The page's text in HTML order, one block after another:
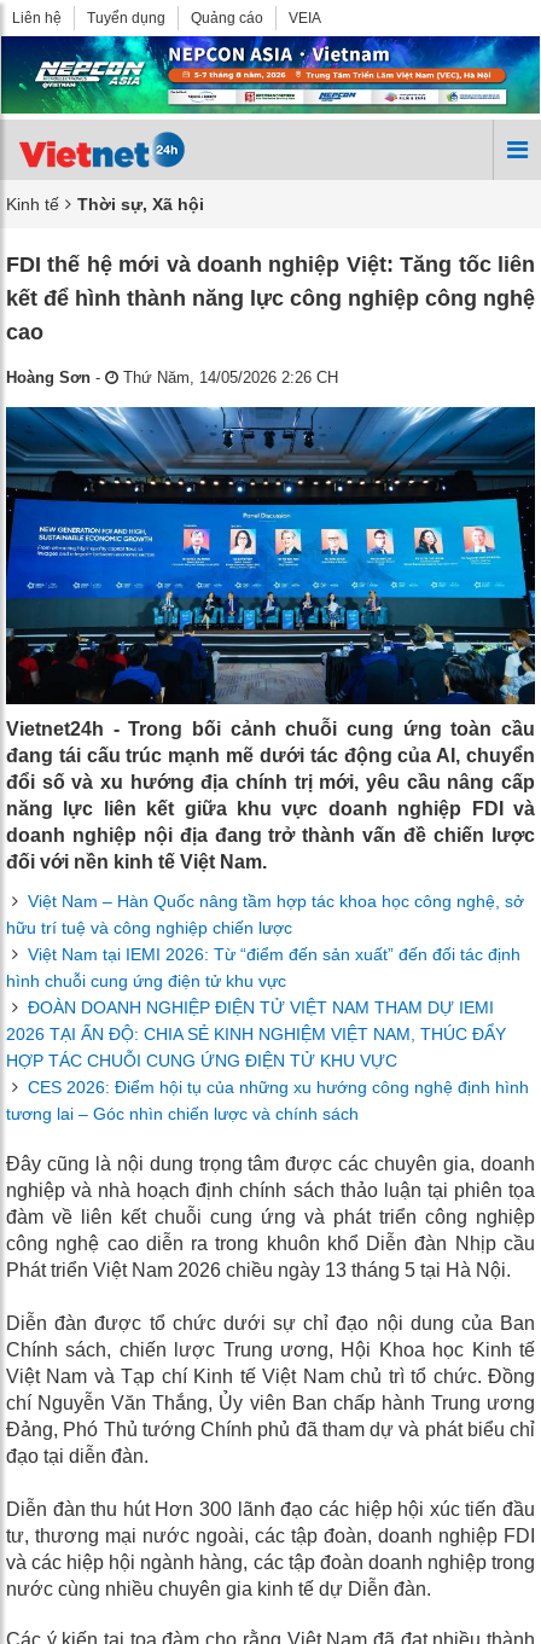
Liên hệ Tuyển dụng Quảng cáo VEIA
Kinh tế Thời sự, Xã hội
FDI thế hệ mới và doanh nghiệp Việt: Tăng tốc liên
kết để hình thành năng lực công nghiệp công nghệ
cao
Hoàng Sơn - Thứ Năm, 14/05/2026 2:26 CH
Vietnet24h - Trong bối cảnh chuỗi cung ứng toàn cầu
đang tái cấu trúc mạnh mẽ dưới tác động của AI, chuyển
đổi số và xu hướng địa chính trị mới, yêu cầu nâng cấp
năng lực liên kết giữa khu vực doanh nghiệp FDI và
doanh nghiệp nội địa đang trở thành vấn đề chiến lược
đối với nền kinh tế Việt Nam.
Việt Nam – Hàn Quốc nâng tầm hợp tác khoa học công nghệ, sở
hữu trí tuệ và công nghiệp chiến lược
Việt Nam tại IEMI 2026: Từ “điểm đến sản xuất” đến đối tác định
hình chuỗi cung ứng điện tử khu vực
ĐOÀN DOANH NGHIỆP ĐIỆN TỬ VIỆT NAM THAM DỰ IEMI
2026 TẠI ẤN ĐỘ: CHIA SẺ KINH NGHIỆM VIỆT NAM, THÚC ĐẨY
HỢP TÁC CHUỖI CUNG ỨNG ĐIỆN TỬ KHU VỰC
CES 2026: Điểm hội tụ của những xu hướng công nghệ định hình
tương lai – Góc nhìn chiến lược và chính sách
Đây cũng là nội dung trọng tâm được các chuyên gia, doanh
nghiệp và nhà hoạch định chính sách thảo luận tại phiên tọa
đàm về liên kết chuỗi cung ứng và phát triển công nghiệp
công nghệ cao diễn ra trong khuôn khổ Diễn đàn Nhịp cầu
Phát triển Việt Nam 2026 chiều ngày 13 tháng 5 tại Hà Nội.
Diễn đàn được tổ chức dưới sự chỉ đạo nội dung của Ban
Chính sách, chiến lược Trung ương, Hội Khoa học Kinh tế
Việt Nam và Tạp chí Kinh tế Việt Nam chủ trì tổ chức. Đồng
chí Nguyễn Văn Thắng, Ủy viên Ban chấp hành Trung ương
Đảng, Phó Thủ tướng Chính phủ đã tham dự và phát biểu chỉ
đạo tại diễn đàn.
Diễn đàn thu hút Hơn 300 lãnh đạo các hiệp hội xúc tiến đầu
tư, thương mại nước ngoài, các tập đoàn, doanh nghiệp FDI
và các hiệp hội ngành hàng, các tập đoàn doanh nghiệp trong
nước cùng nhiều chuyên gia kinh tế dự Diễn đàn.
Các ý kiến tại tọa đàm cho rằng Việt Nam đã đạt nhiều thành